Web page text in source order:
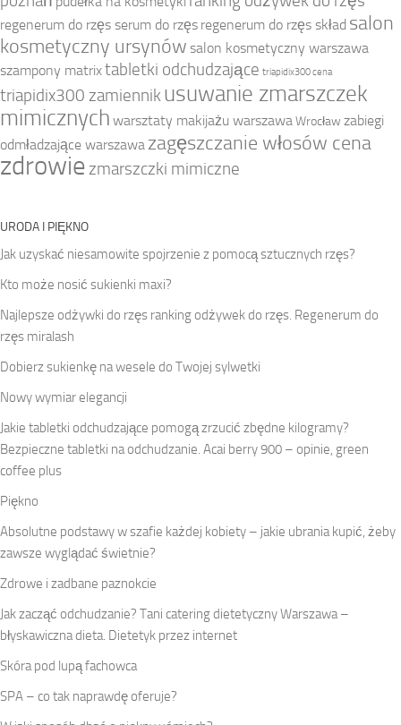
regenerum do rzęs serum do rzęs regenerum do rzęs skład salon
kosmetyczny ursynów salon kosmetyczny warszawa
szampony matrixtabletki odchudzające triapidix300 cena
triapidix300 zamiennikusuwanie zmarszczek
mimicznych warsztaty makijażu warszawaWrocław zabiegi
odmładzające warszawa zagęszczanie włosów cena
zdrowiezmarszczki mimiczne
URODA I PIĘKNO
Jak uzyskać niesamowite spojrzenie z pomocą sztucznych rzęs?
Kto może nosić sukienki maxi?
Najlepsze odżywki do rzęs ranking odżywek do rzęs. Regenerum do
rzęs miralash
Dobierz sukienkę na wesele do Twojej sylwetki
Nowy wymiar elegancji
Jakie tabletki odchudzające pomogą zrzucić zbędne kilogramy?
Bezpieczne tabletki na odchudzanie. Acai berry 900 – opinie, green
coffee plus
Piękno
Absolutne podstawy w szafie każdej kobiety – jakie ubrania kupić, żeby
zawsze wyglądać świetnie?
Zdrowe i zadbane paznokcie
Jak zacząć odchudzanie? Tani catering dietetyczny Warszawa –
błyskawiczna dieta. Dietetyk przez internet
Skóra pod lupą fachowca
SPA – co tak naprawdę oferuje?